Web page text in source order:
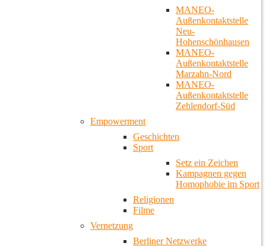
MANEO-
Außenkontaktstelle
Neu-
Hohenschönhausen
MANEO-
Außenkontaktstelle
Marzahn-Nord
MANEO-
Außenkontaktstelle
Zehlendorf-Süd
Empowerment
Geschichten
Sport
Setz ein Zeichen
Kampagnen gegen
Homophobie im Sport
Religionen
Filme
Vernetzung
Berliner Netzwerke